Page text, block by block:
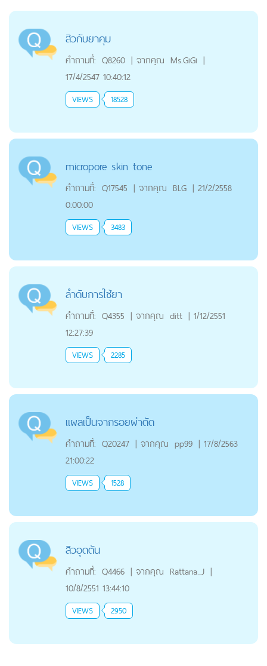
สิวกับยาคุม
คำถามที่: Q8260 | จากคุณ Ms.GiGi |
17/4/2547 10:40:12
VIEWS 18528
micropore skin tone
คำถามที่: Q17545 | จากคุณ BLG | 21/2/2558
0:00:00
VIEWS 3483
ลำดับการใช้ยา
คำถามที่: Q4355 | จากคุณ ditt | 1/12/2551
12:27:39
VIEWS 2285
แผลเป็นจากรอยผ่าตัด
คำถามที่: Q20247 | จากคุณ pp99 | 17/8/2563
21:00:22
VIEWS 1528
สิวอุดตัน
คำถามที่: Q4466 | จากคุณ Rattana_J |
10/8/2551 13:44:10
VIEWS 2950